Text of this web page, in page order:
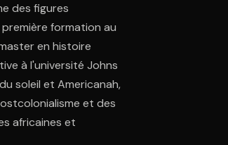
des figures
formation au
en histoire
à l'université Johns
soleil et Americanah,
et des
africaines et